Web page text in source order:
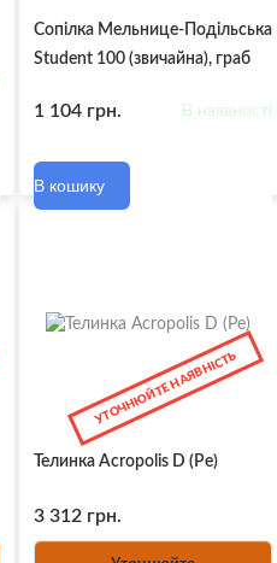
Сопілка Мельнице-Подільська
Student 100 (звичайна), граб
1 104 грн. В наявності
В кошику
УТОЧНЮЙТЕ НАЯВНІСТЬ
Телинка Acropolis D (Ре)
3 312 грн.